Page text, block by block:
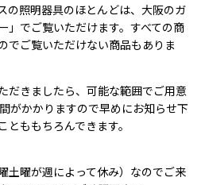
の照明器具のほとんどは、大阪のガ
」でご覧いただけます。すべての商
でご覧いただけない商品もありま
だきましたら、可能な範囲でご用意
がかかりますので早めにお知らせ下
とももちろんできます。
曜が週によって休み）なのでご来